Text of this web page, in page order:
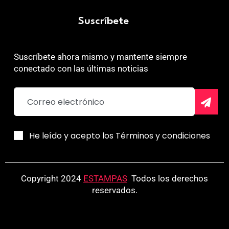
Suscríbete
Suscríbete ahora mismo y mantente siempre
conectado con las últimas noticias
He leído y acepto los Términos y condiciones
Copyright 2024 ESTAMPAS Todos los derechos
reservados.